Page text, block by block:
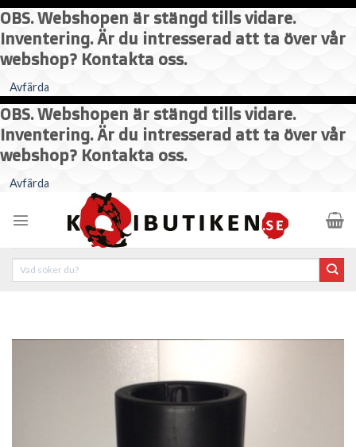
OBS. Webshopen är stängd tills vidare.
Inventering. Är du intresserad att ta över vår
webshop? Kontakta oss.
Avfärda
OBS. Webshopen är stängd tills vidare.
Inventering. Är du intresserad att ta över vår
webshop? Kontakta oss.
Avfärda
content